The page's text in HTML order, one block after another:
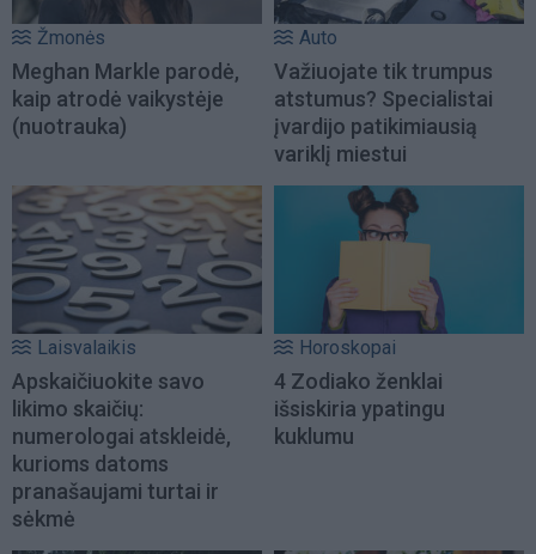
Žmonės
Meghan Markle parodė,
kaip atrodė vaikystėje
(nuotrauka)
Auto
Važiuojate tik trumpus
atstumus? Specialistai
įvardijo patikimiausią
variklį miestui
Laisvalaikis
Apskaičiuokite savo
likimo skaičių:
numerologai atskleidė,
kurioms datoms
pranašaujami turtai ir
sėkmė
Horoskopai
4 Zodiako ženklai
išsiskiria ypatingu
kuklumu